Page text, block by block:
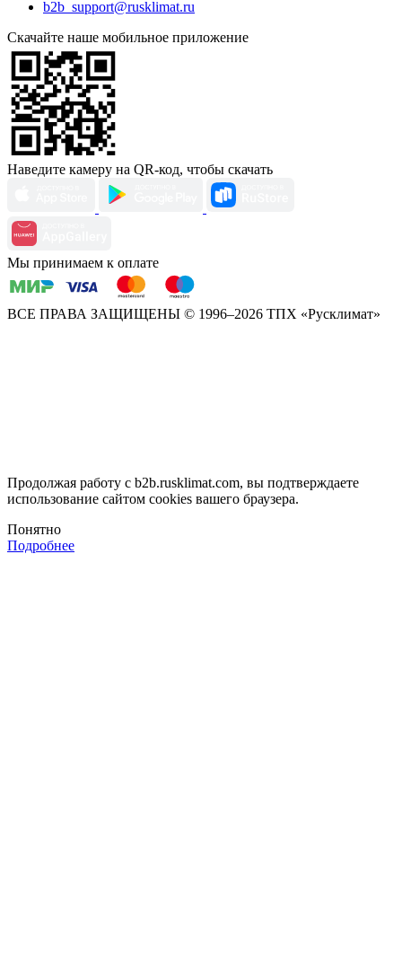
b2b_support@rusklimat.ru
Скачайте наше мобильное приложение
Наведите камеру на QR-код, чтобы скачать
Мы принимаем к оплате
ВСЕ ПРАВА ЗАЩИЩЕНЫ © 1996–2026 ТПХ «Русклимат»
Продолжая работу с b2b.rusklimat.com, вы подтверждаете
использование сайтом cookies вашего браузера.
Понятно
Подробнее